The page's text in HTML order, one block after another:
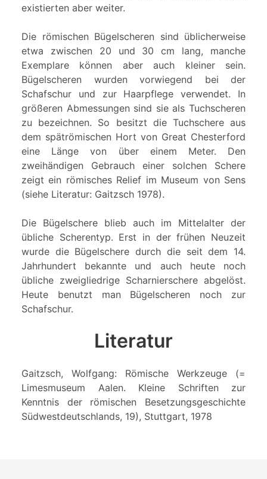
existierten aber weiter.
Die römischen Bügelscheren sind üblicherweise
etwa zwischen 20 und 30 cm lang, manche
Exemplare können aber auch kleiner sein.
Bügelscheren wurden vorwiegend bei der
Schafschur und zur Haarpflege verwendet. In
größeren Abmessungen sind sie als Tuchscheren
zu bezeichnen. So besitzt die Tuchschere aus
dem spätrömischen Hort von Great Chesterford
eine Länge von über einem Meter. Den
zweihändigen Gebrauch einer solchen Schere
zeigt ein römisches Relief im Museum von Sens
(siehe Literatur: Gaitzsch 1978).
Die Bügelschere blieb auch im Mittelalter der
übliche Scherentyp. Erst in der frühen Neuzeit
wurde die Bügelschere durch die seit dem 14.
Jahrhundert bekannte und auch heute noch
übliche zweigliedrige Scharnierschere abgelöst.
Heute benutzt man Bügelscheren noch zur
Schafschur.
Literatur
Gaitzsch, Wolfgang: Römische Werkzeuge (=
Limesmuseum Aalen. Kleine Schriften zur
Kenntnis der römischen Besetzungsgeschichte
Südwestdeutschlands, 19), Stuttgart, 1978